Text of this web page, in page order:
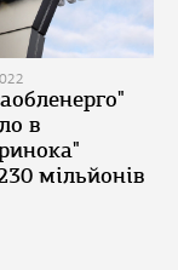
в
мільйонів